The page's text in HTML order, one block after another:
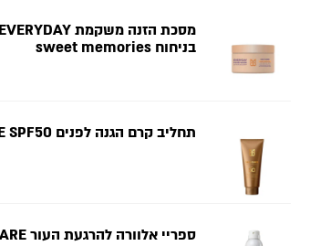
בניחוח sweet memories
תחליב קרם הגנה לפנים MB SUN CARE SPF50
ספריי אלוורה להרגעת העור MB SUN CARE